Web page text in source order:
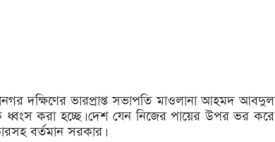
দক্ষিণের ভারপ্রাপ্ত সভাপতি মাওলানা আহমদ আবদুল
ধ্বংস করা হচ্ছে। দেশ যেন নিজের পায়ের উপর ভর করে
বর্তমান সরকার।